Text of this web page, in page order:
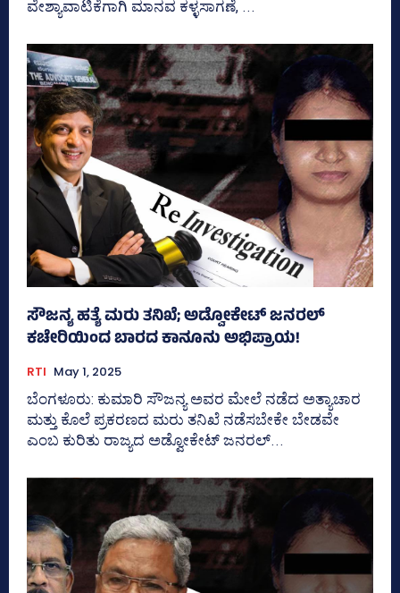
ವೇಶ್ಯಾವಾಟಿಕೆಗಾಗಿ ಮಾನವ ಕಳ್ಳಸಾಗಣೆ, ...
ಸೌಜನ್ಯ ಹತ್ಯೆ ಮರು ತನಿಖೆ; ಅಡ್ವೋಕೇಟ್ ಜನರಲ್
ಕಚೇರಿಯಿಂದ ಬಾರದ ಕಾನೂನು ಅಭಿಪ್ರಾಯ!
RTI May 1, 2025
ಬೆಂಗಳೂರು: ಕುಮಾರಿ ಸೌಜನ್ಯ ಅವರ ಮೇಲೆ ನಡೆದ ಅತ್ಯಾಚಾರ
ಮತ್ತು ಕೊಲೆ ಪ್ರಕರಣದ ಮರು ತನಿಖೆ ನಡೆಸಬೇಕೇ ಬೇಡವೇ
ಎಂಬ ಕುರಿತು ರಾಜ್ಯದ ಅಡ್ವೋಕೇಟ್‌ ಜನರಲ್‌...